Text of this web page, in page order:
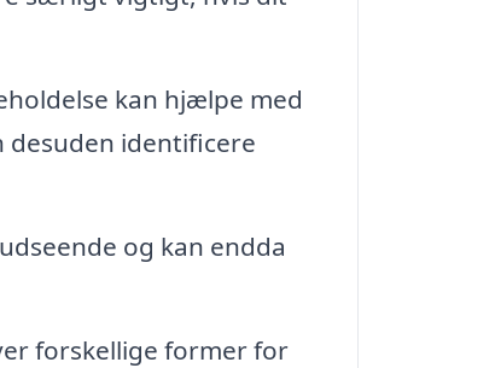
kan hjælpe med
desuden identificere
og kan endda
forskellige former for